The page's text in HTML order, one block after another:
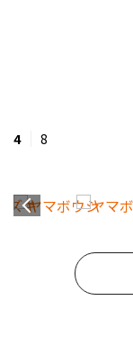
4 8